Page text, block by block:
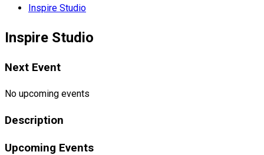
Inspire Studio
Inspire Studio
Next Event
No upcoming events
Description
Upcoming Events